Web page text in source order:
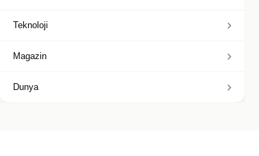
Teknoloji
Magazin
Dunya